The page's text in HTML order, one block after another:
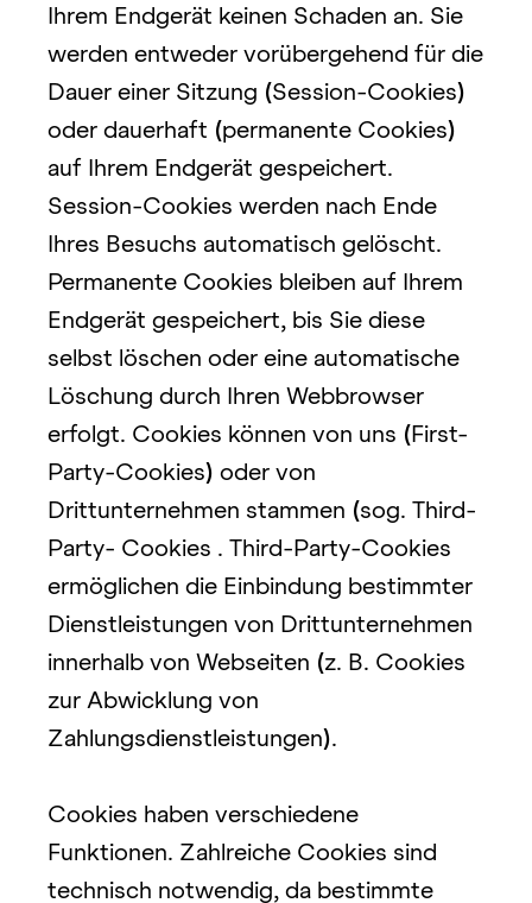
Ihrem Endgerät keinen Schaden an. Sie
werden entweder vorübergehend für die
Dauer einer Sitzung (Session-Cookies)
oder dauerhaft (permanente Cookies)
auf Ihrem Endgerät gespeichert.
Session-Cookies werden nach Ende
Ihres Besuchs automatisch gelöscht.
Permanente Cookies bleiben auf Ihrem
Endgerät gespeichert, bis Sie diese
selbst löschen oder eine automatische
Löschung durch Ihren Webbrowser
erfolgt. Cookies können von uns (First-
Party-Cookies) oder von
Drittunternehmen stammen (sog. Third-
Party- Cookies . Third-Party-Cookies
ermöglichen die Einbindung bestimmter
Dienstleistungen von Drittunternehmen
innerhalb von Webseiten (z. B. Cookies
zur Abwicklung von
Zahlungsdienstleistungen).
Cookies haben verschiedene
Funktionen. Zahlreiche Cookies sind
technisch notwendig, da bestimmte